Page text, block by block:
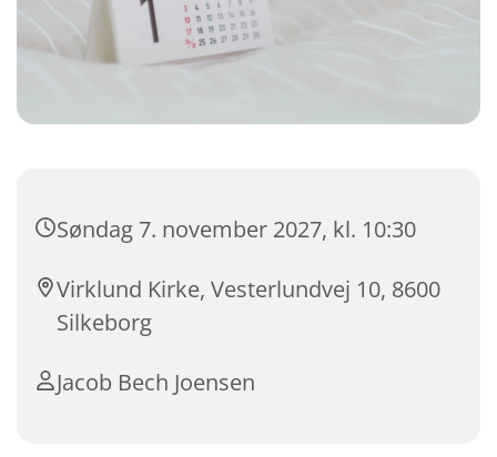
Søndag 7. november 2027, kl. 10:30
Virklund Kirke, Vesterlundvej 10, 8600
Silkeborg
Jacob Bech Joensen